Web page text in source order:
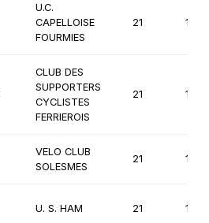
U.C.
CAPELLOISE
FOURMIES
21 1ère
CLUB DES
SUPPORTERS
CYCLISTES
FERRIEROIS
21 1ère
VELO CLUB
SOLESMES
21 1ère
U. S. HAM 21 1ère